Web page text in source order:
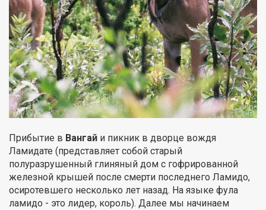
Прибытие в Вангай и пикник в дворце вождя
Ламидате (представляет собой старый
полуразрушенный глиняный дом с гофрированной
железной крышей после смерти последнего Ламидо,
осиротевшего несколько лет назад. На языке фула
ламидо - это лидер, король). Далее мы начинаем